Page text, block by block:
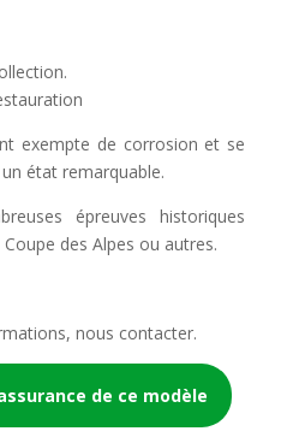
exempte de corrosion et se
état remarquable.
épreuves historiques
des Alpes ou autres.
nous contacter.
de ce modèle